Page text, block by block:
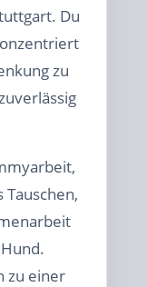
Du
zu
zu einer